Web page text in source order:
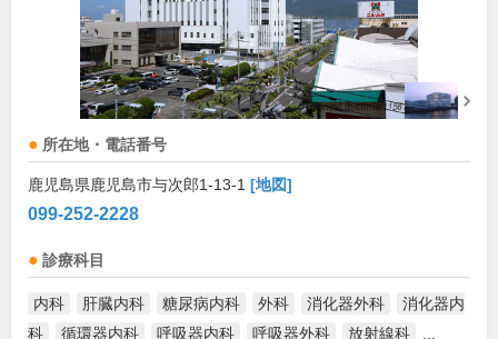
所在地・電話番号
鹿児島県鹿児島市与次郎1-13-1 [地図]
099-252-2228
診療科目
内科 肝臓内科 糖尿病内科 外科 消化器外科
消化器内
科
循環器内科 呼吸器内科 呼吸器外科 放射線科